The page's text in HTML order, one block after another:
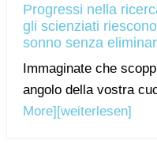
Progressi nella
gli scienziati
sonno senza
Immaginate che
angolo della vostra
More][weiterlesen]